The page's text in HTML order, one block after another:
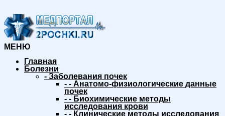
МЕНЮ
Главная
Болезни
- Заболевания почек
- - Анатомо-физиологические данные
почек
- - Биохимические методы
исследования крови
- - Клинические методы исследования